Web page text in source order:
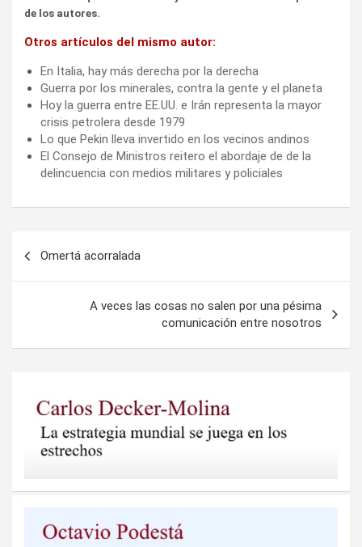
de los autores.
Otros artículos del mismo autor:
En Italia, hay más derecha por la derecha
Guerra por los minerales, contra la gente y el planeta
Hoy la guerra entre EE.UU. e Irán representa la mayor
crisis petrolera desde 1979
Lo que Pekin lleva invertido en los vecinos andinos
El Consejo de Ministros reitero el abordaje de de la
delincuencia con medios militares y policiales
Omertá acorralada
A veces las cosas no salen por una pésima
comunicación entre nosotros